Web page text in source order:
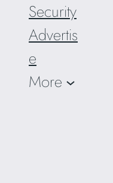
Security
Advertis
e
More